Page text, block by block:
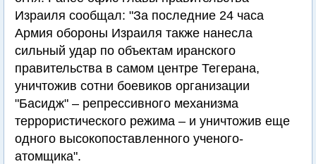
Израиля сообщал: "За последние 24 часа
Армия обороны Израиля также нанесла
сильный удар по объектам иранского
правительства в самом центре Тегерана,
уничтожив сотни боевиков организации
"Басидж" – репрессивного механизма
террористического режима – и уничтожив еще
одного высокопоставленного ученого-
атомщика".